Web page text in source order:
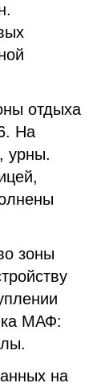
отдыха
На
урны.
зоны
МАФ:
на